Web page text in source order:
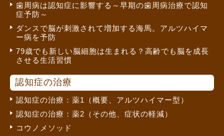
歯周病は認知症に影響する～早期の歯周病治療で認知
症予防～
ダンスで脳が刺激されて増加する海馬。アルツハイマ
ー病を予防
79歳でも新しい脳細胞は生まれる？高齢でも脳を成長
させる生活習慣
認知症の治療
認知症の治療：薬1（概要、アルツハイマー型）
認知症の治療：薬2（その他、症状の軽減）
コウノメソッド